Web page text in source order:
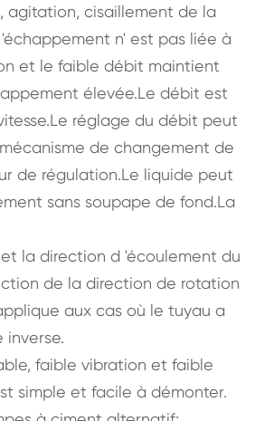
agitation, cisaillement de la
n' est pas liée à
et le faible débit maintient
élevée.Le débit est
réglage du débit peut
de changement de
de régulation.Le liquide peut
sans soupape de fond.La
la direction d 'écoulement du
de la direction de rotation
aux cas où le tuyau a
inverse.
faible vibration et faible
simple et facile à démonter.